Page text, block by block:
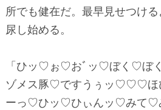
所でも健在だ。最早見せつけ
尿し始める。
「ひッ♡ぉ♡おﾞッ♡ぼく♡ぼ
ゾメス豚♡ですうぅッ♡♡♡ほ
ーっ♡ひッ♡ひぃんッ♡みて♡